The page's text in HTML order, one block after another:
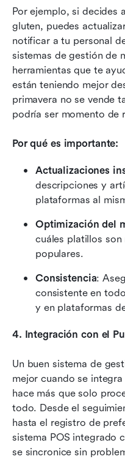
Por ejemplo, si decides
gluten, puedes
notificar a tu personal
sistemas de gestión de
herramientas que te
están teniendo mejor
primavera no se vende
podría ser momento de
Por qué es importante:
Actualizaciones
descripciones y
plataformas al
Optimización del
cuáles platillos son
populares.
Consistencia:
consistente en
y en plataformas
4. Integración con el
Un buen sistema de
mejor cuando se
hace más que solo
todo. Desde el
hasta el registro de
sistema POS integrado
se sincronice sin